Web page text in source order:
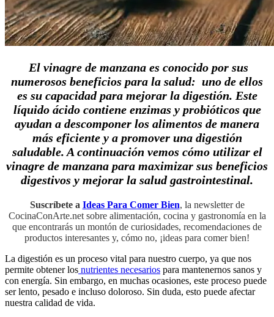
El vinagre de manzana es conocido por sus
numerosos beneficios para la salud: uno de ellos
es su capacidad para mejorar la digestión. Este
líquido ácido contiene enzimas y probióticos que
ayudan a descomponer los alimentos de manera
más eficiente y a promover una digestión
saludable. A continuación vemos cómo utilizar el
vinagre de manzana para maximizar sus beneficios
digestivos y mejorar la salud gastrointestinal.
Suscríbete a Ideas Para Comer Bien, la newsletter de
CocinaConArte.net sobre alimentación, cocina y gastronomía en la
que encontrarás un montón de curiosidades, recomendaciones de
productos interesantes y, cómo no, ¡ideas para comer bien!
La digestión es un proceso vital para nuestro cuerpo, ya que nos
permite obtener los nutrientes necesarios para mantenernos sanos y
con energía. Sin embargo, en muchas ocasiones, este proceso puede
ser lento, pesado e incluso doloroso. Sin duda, esto puede afectar
nuestra calidad de vida.